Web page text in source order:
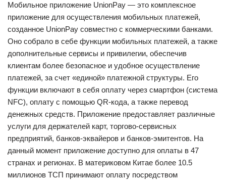
Мобильное приложение UnionPay — это комплексное
приложение для осуществления мобильных платежей,
созданное UnionPay совместно с коммерческими банками.
Оно собрало в себе функции мобильных платежей, а также
дополнительные сервисы и привилегии, обеспечив
клиентам более безопасное и удобное осуществление
платежей, за счет «единой» платежной структуры. Его
функции включают в себя оплату через смартфон (система
NFC), оплату с помощью QR-кода, а также перевод
денежных средств. Приложение предоставляет различные
услуги для держателей карт, торгово-сервисных
предприятий, банков-эквайеров и банков-эмитентов. На
данный момент приложение доступно для оплаты в 47
странах и регионах. В материковом Китае более 10.5
миллионов ТСП принимают оплату посредством